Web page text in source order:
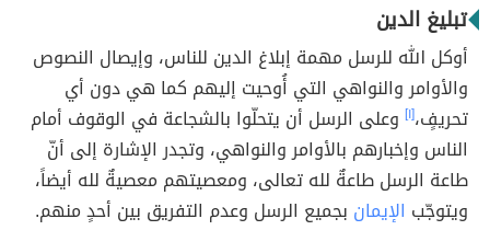
تبليغ الدين
أوكل الله للرسل مهمة إبلاغ الدين للناس، وإيصال النصوص
والأوامر والنواهي التي أُوحيت إليهم كما هي دون أي
تحريفٍ،[١] وعلى الرسل أن يتحلّوا بالشجاعة في الوقوف أمام
الناس وإخبارهم بالأوامر والنواهي، وتجدر الإشارة إلى أنّ
طاعة الرسل طاعةٌ لله تعالى، ومعصيتهم معصيةٌ لله أيضاً،
ويتوجّب الإيمان بجميع الرسل وعدم التفريق بين أحدٍ منهم.